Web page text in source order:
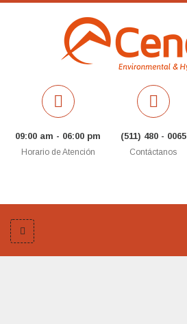
09:00 am - 06:00 pm
Horario de Atención
(511) 480 - 0065
Contáctanos